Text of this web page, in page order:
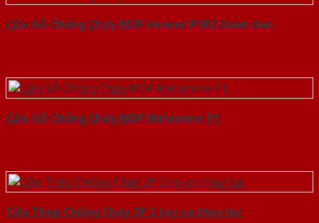
Cửa Gỗ Chống Cháy MDF Veneer P1R2 Xoan dao
Cửa Gỗ Chống Cháy MDF Melamine P1
Cửa Thép Chống Cháy 2P 2 tay co thuy luc